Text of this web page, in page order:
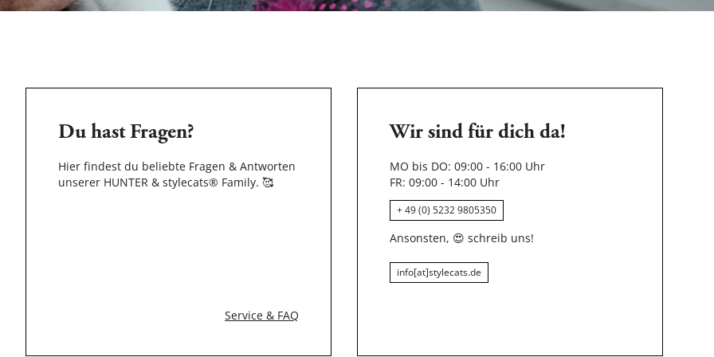
Du hast Fragen?
Hier findest du beliebte Fragen & Antworten
unserer HUNTER & stylecats® Family. 🥰
Service & FAQ
Wir sind für dich da!
MO bis DO: 09:00 - 16:00 Uhr
FR: 09:00 - 14:00 Uhr
+ 49 (0) 5232 9805350
Ansonsten, 😍 schreib uns!
info[at]stylecats.de